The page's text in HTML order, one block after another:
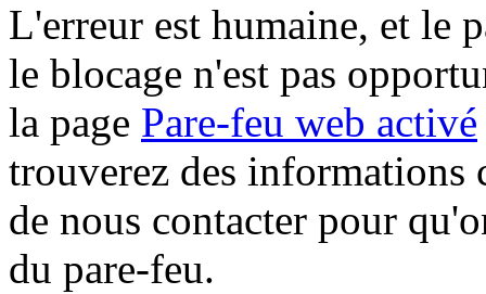
L'erreur est humaine, et le
le blocage n'est pas
la page Pare-feu web activé
trouverez des informations
de nous contacter pour
du pare-feu.